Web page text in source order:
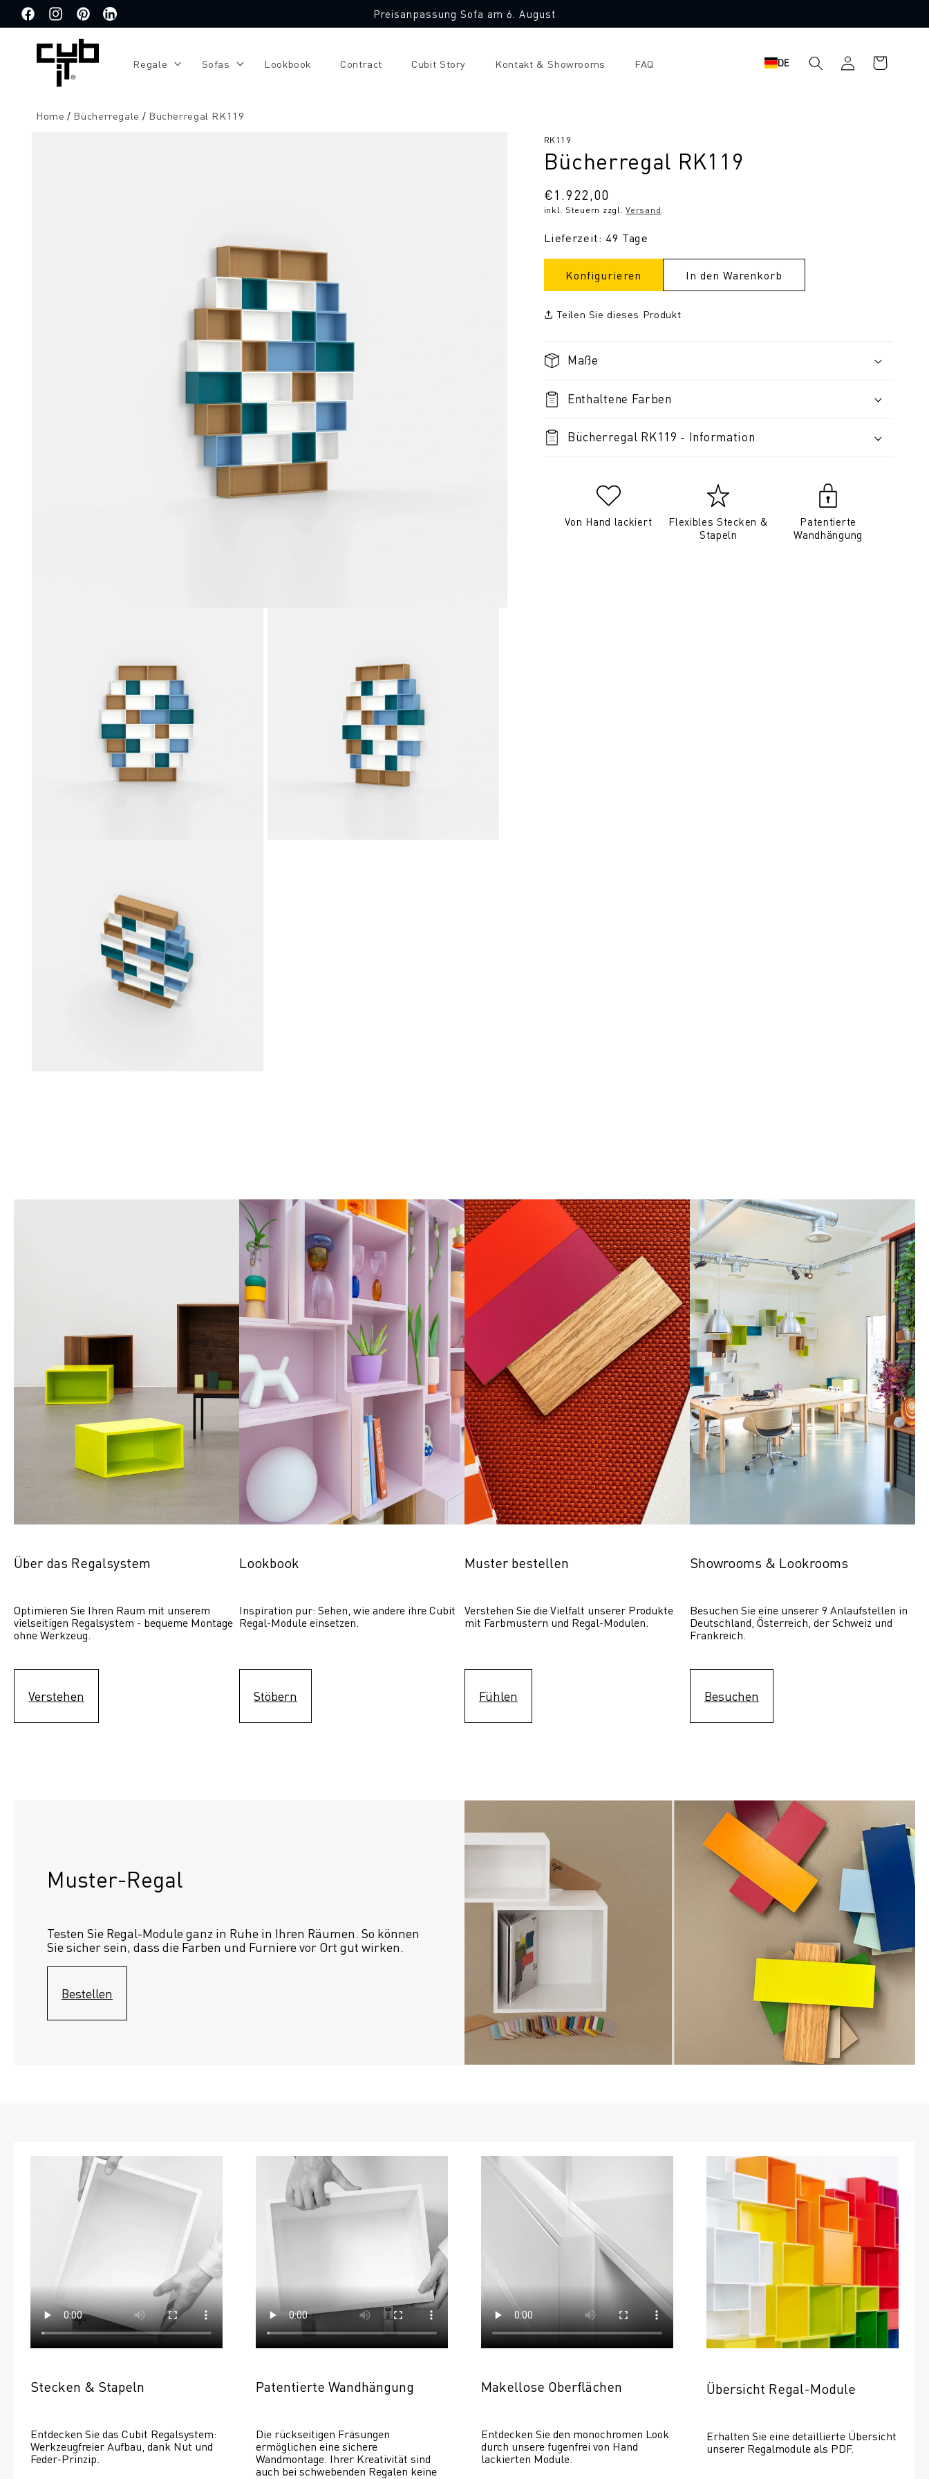
zum
Inhalt
FacebookInstagramPinterestTranslation
Preisanpassung Sofa am 6. August
Regale Sofas Lookbook Contract Cubit Story Kontakt & Showrooms FAQ DE EinloggenWarenkorb
Home Bücherregale Bücherregal RK119
SKU:
RK119
Bücherregal RK119
Normaler
Preis
€1.922,00
inkl. Steuern zzgl.Versand.
Lieferzeit: 49 Tage
Konfigurieren In den Warenkorb
Teilen Sie dieses Produkt
Maße
Enthaltene Farben
Bücherregal RK119 - Information
Von Hand lackiert
Flexibles Stecken &
Stapeln
Patentierte
Wandhängung
Über das Regalsystem
Optimieren Sie Ihren Raum mit unserem
vielseitigen Regalsystem - bequeme Montage
ohne Werkzeug.
Verstehen
Lookbook
Inspiration pur: Sehen, wie andere ihre Cubit
Regal-Module einsetzen.
Stöbern
Muster bestellen
Verstehen Sie die Vielfalt unserer Produkte
mit Farbmustern und Regal-Modulen.
Fühlen
Showrooms & Lookrooms
Besuchen Sie eine unserer 9 Anlaufstellen in
Deutschland, Österreich, der Schweiz und
Frankreich.
Besuchen
Muster-Regal
Testen Sie Regal-Module ganz in Ruhe in Ihren Räumen. So können
Sie sicher sein, dass die Farben und Furniere vor Ort gut wirken.
Bestellen
Stecken & Stapeln
Entdecken Sie das Cubit Regalsystem:
Werkzeugfreier Aufbau, dank Nut und
Feder-Prinzip.
Patentierte Wandhängung
Die rückseitigen Fräsungen
ermöglichen eine sichere
Wandmontage. Ihrer Kreativität sind
auch bei schwebenden Regalen keine
Makellose Oberflächen
Entdecken Sie den monochromen Look
durch unsere fugenfrei von Hand
lackierten Module.
Übersicht Regal-Module
Erhalten Sie eine detaillierte Übersicht
unserer Regalmodule als PDF.